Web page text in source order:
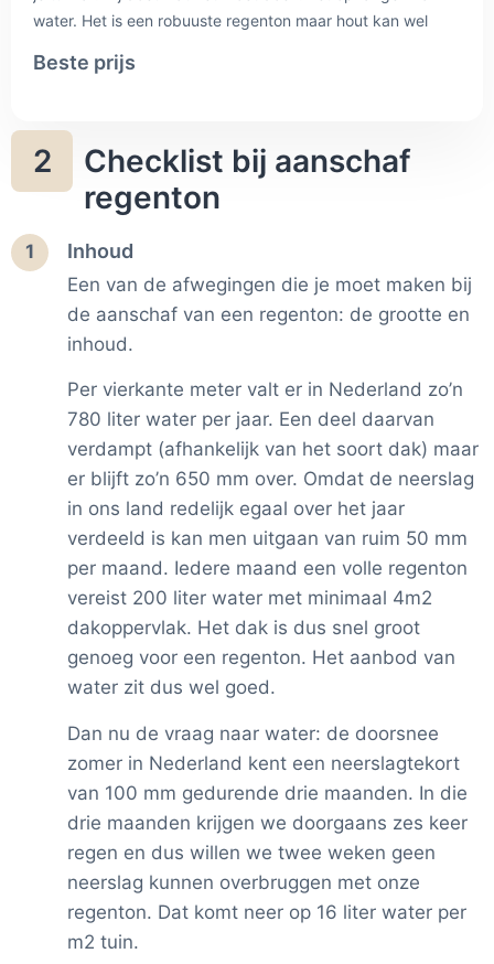
water. Het is een robuuste regenton maar hout kan wel
vergroot.
Beste prijs
2
Checklist bij aanschaf
regenton
1 Inhoud
Een van de afwegingen die je moet maken bij
de aanschaf van een regenton: de grootte en
inhoud.
Per vierkante meter valt er in Nederland zo’n
780 liter water per jaar. Een deel daarvan
verdampt (afhankelijk van het soort dak) maar
er blijft zo’n 650 mm over. Omdat de neerslag
in ons land redelijk egaal over het jaar
verdeeld is kan men uitgaan van ruim 50 mm
per maand. Iedere maand een volle regenton
vereist 200 liter water met minimaal 4m2
dakoppervlak. Het dak is dus snel groot
genoeg voor een regenton. Het aanbod van
water zit dus wel goed.
Dan nu de vraag naar water: de doorsnee
zomer in Nederland kent een neerslagtekort
van 100 mm gedurende drie maanden. In die
drie maanden krijgen we doorgaans zes keer
regen en dus willen we twee weken geen
neerslag kunnen overbruggen met onze
regenton. Dat komt neer op 16 liter water per
m2 tuin.